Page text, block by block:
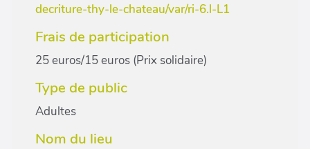
decriture-thy-le-chateau/var/ri-6.l-L1
Frais de participation
25 euros/15 euros (Prix solidaire)
Type de public
Adultes
Nom du lieu